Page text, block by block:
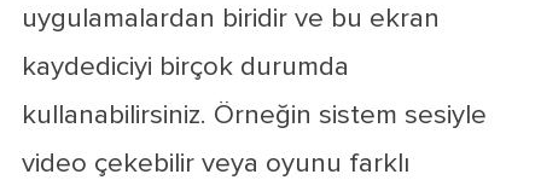
uygulamalardan biridir ve bu ekran
kaydediciyi birçok durumda
kullanabilirsiniz. Örneğin sistem sesiyle
video çekebilir veya oyunu farklı